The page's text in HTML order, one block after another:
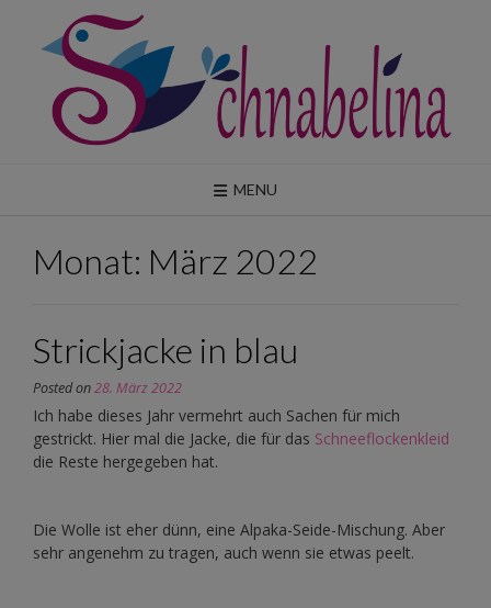
content
MENU
Monat: März 2022
Strickjacke in blau
Posted on28. März 2022
Ich habe dieses Jahr vermehrt auch Sachen für mich
gestrickt. Hier mal die Jacke, die für das Schneeflockenkleid
die Reste hergegeben hat.
Die Wolle ist eher dünn, eine Alpaka-Seide-Mischung. Aber
sehr angenehm zu tragen, auch wenn sie etwas peelt.